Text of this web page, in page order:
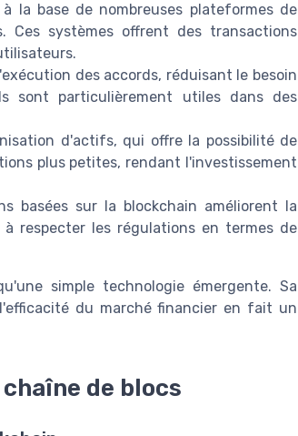
la base de nombreuses plateformes de
Ces systèmes offrent des transactions
des accords, réduisant le besoin
sont particulièrement utiles dans des
d'actifs, qui offre la possibilité de
plus petites, rendant l'investissement
basées sur la blockchain améliorent la
respecter les régulations en termes de
simple technologie émergente. Sa
du marché financier en fait un
de blocs